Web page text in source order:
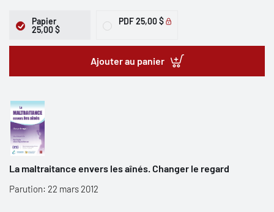
Papier
25,00 $
PDF25,00 $
Ajouter au panier
La maltraitance envers les aînés. Changer le regard
Parution: 22 mars 2012